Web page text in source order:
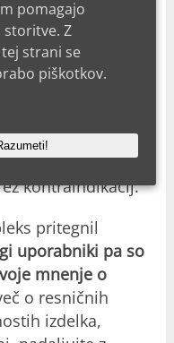
pa uporabnikom
skozi ves
je zasnovana
zaradi
uporabo.
minerale
zdravo
kontraindikacij.
pritegnil
uporabniki pa so
mnenje o
o resničnih
izdelka,
pomagajo
storitve. Z
strani se
piškotkov.